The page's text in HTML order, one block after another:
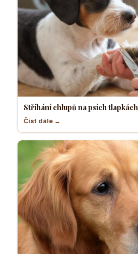
Stříhání chlupů na psích tlapkách
Číst dále →